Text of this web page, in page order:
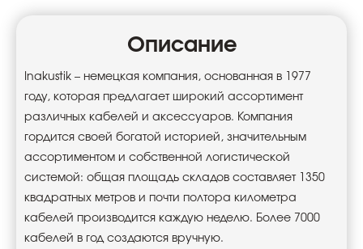
Описание
Inakustik – немецкая компания, основанная в 1977
году, которая предлагает широкий ассортимент
различных кабелей и аксессуаров. Компания
гордится своей богатой историей, значительным
ассортиментом и собственной логистической
системой: общая площадь складов составляет 1350
квадратных метров и почти полтора километра
кабелей производится каждую неделю. Более 7000
кабелей в год создаются вручную.